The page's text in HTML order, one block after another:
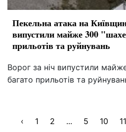
Пекельна атака на
випустили майже 300
прильотів та руйнувань
Ворог за ніч випустили
багато прильотів та
‹ 1 2 ... 5 10 11